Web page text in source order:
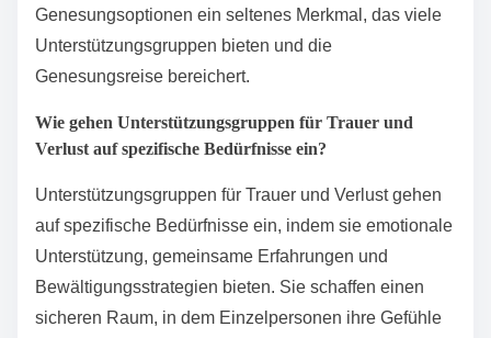
durch die Gruppendynamik, was zu verbesserten
Ergebnissen führen kann. Darüber hinaus ist der
Zugang zu Ressourcen und Informationen über
Genesungsoptionen ein seltenes Merkmal, das viele
Unterstützungsgruppen bieten und die
Genesungsreise bereichert.
Wie gehen Unterstützungsgruppen für Trauer und